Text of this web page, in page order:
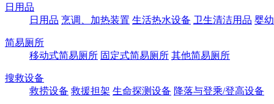
日用品
日用品 烹调、加热装置 生活热水设备 卫生清洁用品 婴
简易厕所
移动式简易厕所 固定式简易厕所 其他简易厕所
搜救设备
救捞设备 救援担架 生命探测设备 降落与登乘/登高设备